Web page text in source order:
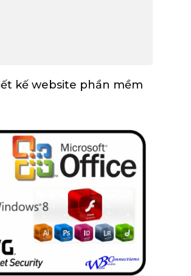
kế website phần mềm